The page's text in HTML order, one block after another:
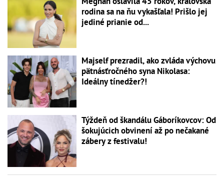
rodina sa na ňu vykašľala! Prišlo jej
jediné prianie od...
Majself prezradil, ako zvláda výchovu
pätnásťročného syna Nikolasa:
Ideálny tínedžer?!
Týždeň od škandálu Gáboríkovcov: Od
šokujúcich obvinení až po nečakané
zábery z festivalu!